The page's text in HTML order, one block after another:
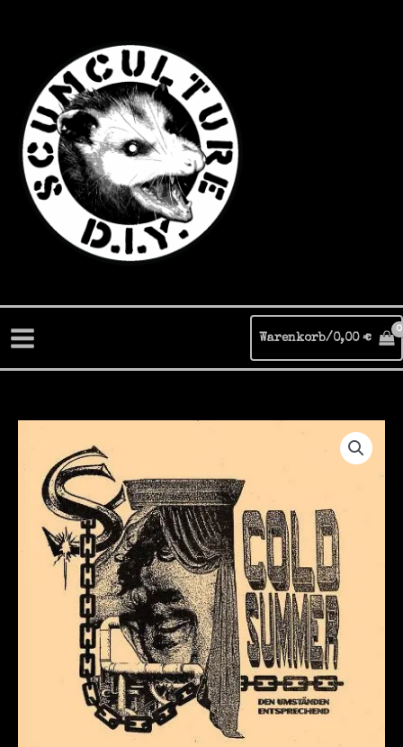
Warenkorb/0,00 €